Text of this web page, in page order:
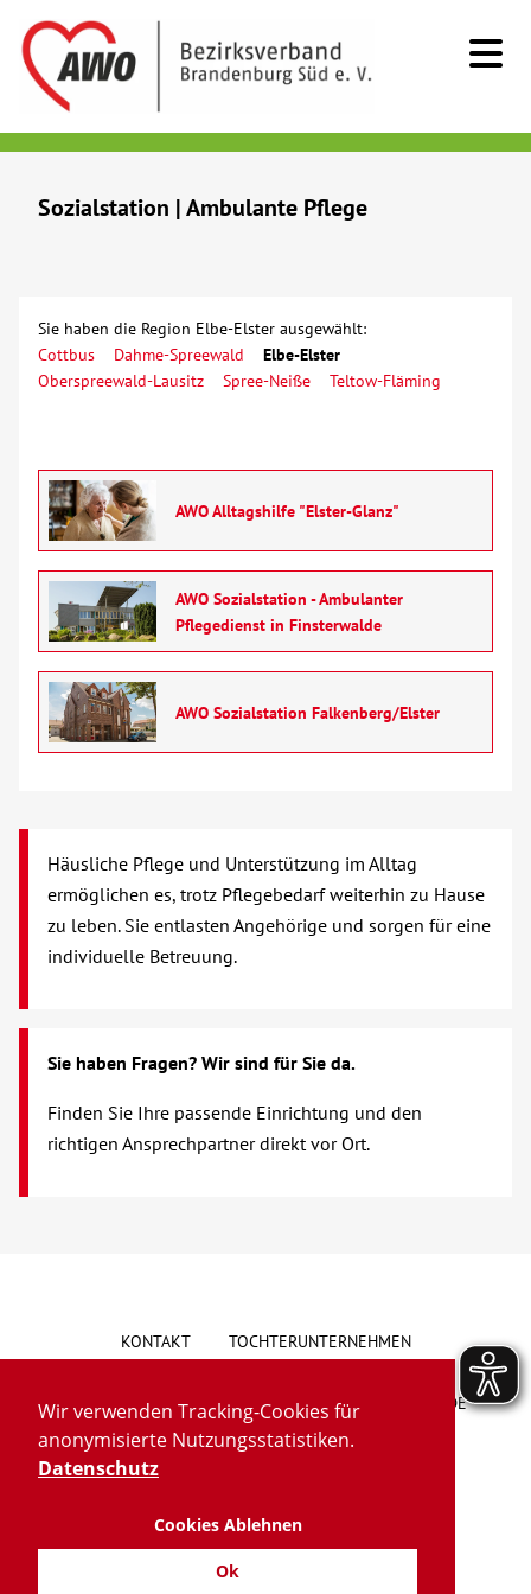
Wir verwenden Tracking-Cookies für
anonymisierte Nutzungsstatistiken.
Datenschutz
Cookies Ablehnen
Ok
Kurzzeitpflege
Tagespflege
Verhinderungspflege
Vollstationäre Pflege
Wohnen mit Service
Wohngruppen
Beratung & Hilfe
Begegnung
Veranstaltungen
Karriere
Ausbildung
Sozialstation | Ambulante Pflege
Sie haben die Region Elbe-Elster ausgewählt:
Cottbus
Dahme-Spreewald
Elbe-Elster
Oberspreewald-Lausitz
Spree-Neiße Teltow-Fläming
AWO Alltagshilfe "Elster-Glanz"
AWO Sozialstation - Ambulanter
Pflegedienst in Finsterwalde
AWO Sozialstation Falkenberg/Elster
Häusliche Pflege und Unterstützung im Alltag
ermöglichen es, trotz Pflegebedarf weiterhin zu Hause
zu leben. Sie entlasten Angehörige und sorgen für eine
individuelle Betreuung.
Sie haben Fragen? Wir sind für Sie da.
Finden Sie Ihre passende Einrichtung und den
richtigen Ansprechpartner direkt vor Ort.
KONTAKT TOCHTERUNTERNEHMEN
HINWEISGEBERSYSTEM VORSCHLAG/BESCHWERDE
LIEFERKETTENGESETZ
IMPRESSUM DATENSCHUTZ